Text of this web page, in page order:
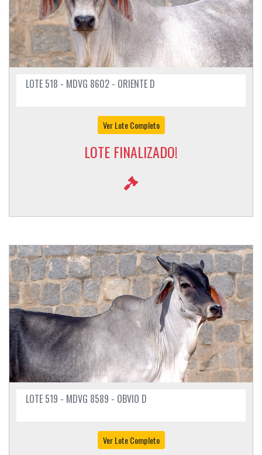
LOTE 518 - MDVG 8602 - ORIENTE D
Ver Lote Completo
LOTE FINALIZADO!
LOTE 519 - MDVG 8589 - OBVIO D
Ver Lote Completo